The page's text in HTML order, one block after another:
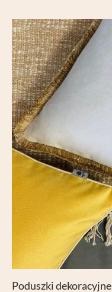
Poduszki dekoracyjne